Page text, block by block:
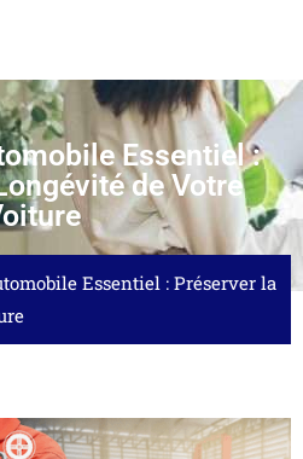
Essentiel :
de Votre
Essentiel : Préserver la